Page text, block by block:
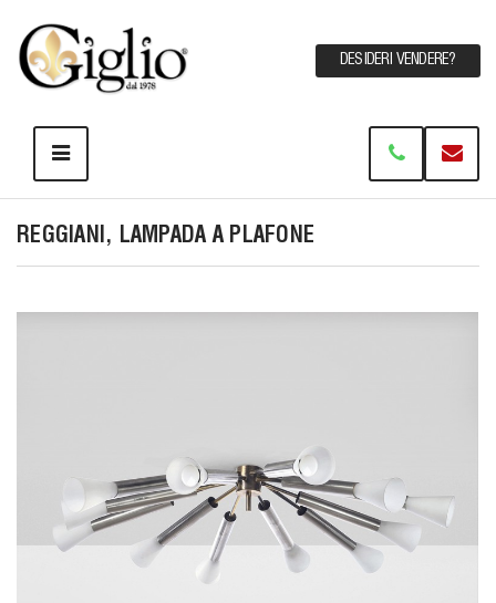
DESIDERI VENDERE?
REGGIANI, LAMPADA A PLAFONE